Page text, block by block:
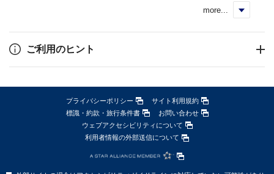
more...
ご利用のヒント
プライバシーポリシー
サイト利用規約
標識・約款・旅行条件書
お問い合わせ
ウェブアクセシビリティについて
利用者情報の外部送信について